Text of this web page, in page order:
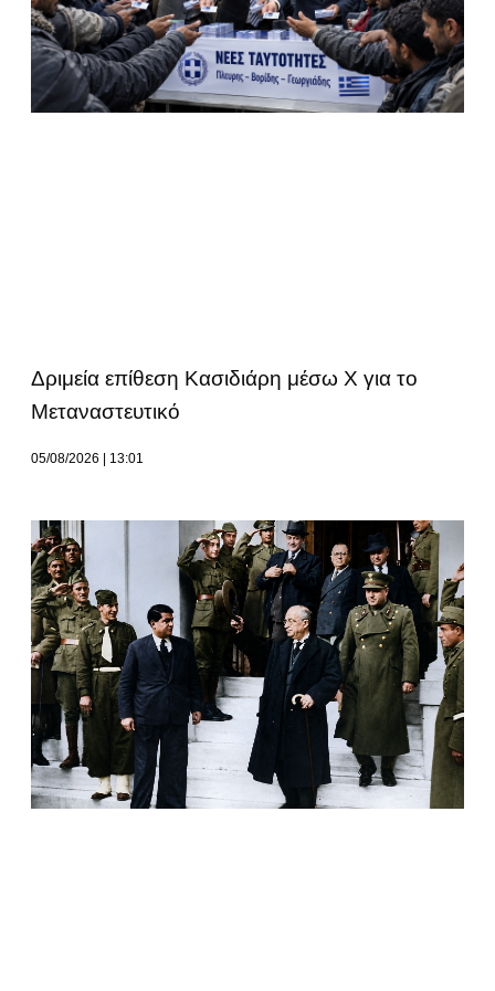
Δριμεία επίθεση Κασιδιάρη μέσω Χ για το
Μεταναστευτικό
05/08/2026 13:01